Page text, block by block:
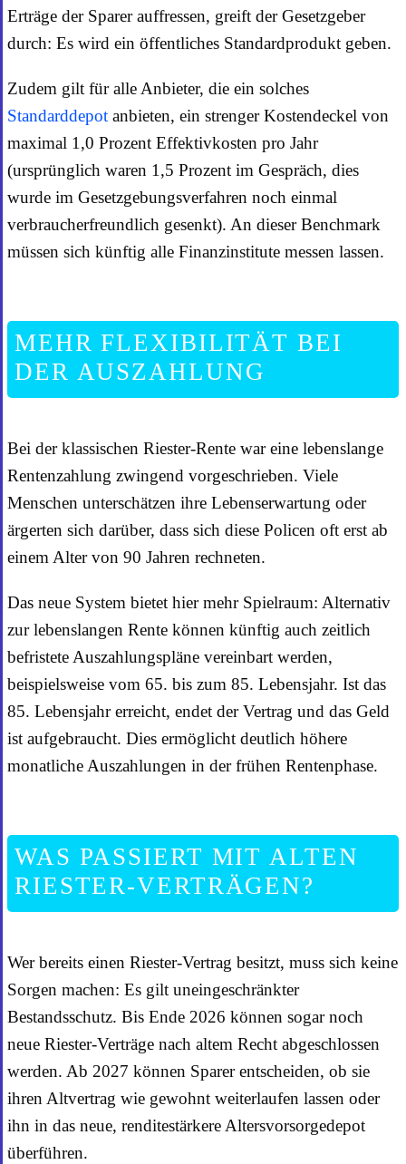
Erträge der Sparer auffressen, greift der Gesetzgeber
durch: Es wird ein öffentliches Standardprodukt geben.
Zudem gilt für alle Anbieter, die ein solches
Standarddepot anbieten, ein strenger Kostendeckel von
maximal 1,0 Prozent Effektivkosten pro Jahr
(ursprünglich waren 1,5 Prozent im Gespräch, dies
wurde im Gesetzgebungsverfahren noch einmal
verbraucherfreundlich gesenkt). An dieser Benchmark
müssen sich künftig alle Finanzinstitute messen lassen.
MEHR FLEXIBILITÄT BEI
DER AUSZAHLUNG
Bei der klassischen Riester-Rente war eine lebenslange
Rentenzahlung zwingend vorgeschrieben. Viele
Menschen unterschätzen ihre Lebenserwartung oder
ärgerten sich darüber, dass sich diese Policen oft erst ab
einem Alter von 90 Jahren rechneten.
Das neue System bietet hier mehr Spielraum: Alternativ
zur lebenslangen Rente können künftig auch zeitlich
befristete Auszahlungspläne vereinbart werden,
beispielsweise vom 65. bis zum 85. Lebensjahr. Ist das
85. Lebensjahr erreicht, endet der Vertrag und das Geld
ist aufgebraucht. Dies ermöglicht deutlich höhere
monatliche Auszahlungen in der frühen Rentenphase.
WAS PASSIERT MIT ALTEN
RIESTER-VERTRÄGEN?
Wer bereits einen Riester-Vertrag besitzt, muss sich keine
Sorgen machen: Es gilt uneingeschränkter
Bestandsschutz. Bis Ende 2026 können sogar noch
neue Riester-Verträge nach altem Recht abgeschlossen
werden. Ab 2027 können Sparer entscheiden, ob sie
ihren Altvertrag wie gewohnt weiterlaufen lassen oder
ihn in das neue, renditestärkere Altersvorsorgedepot
überführen.